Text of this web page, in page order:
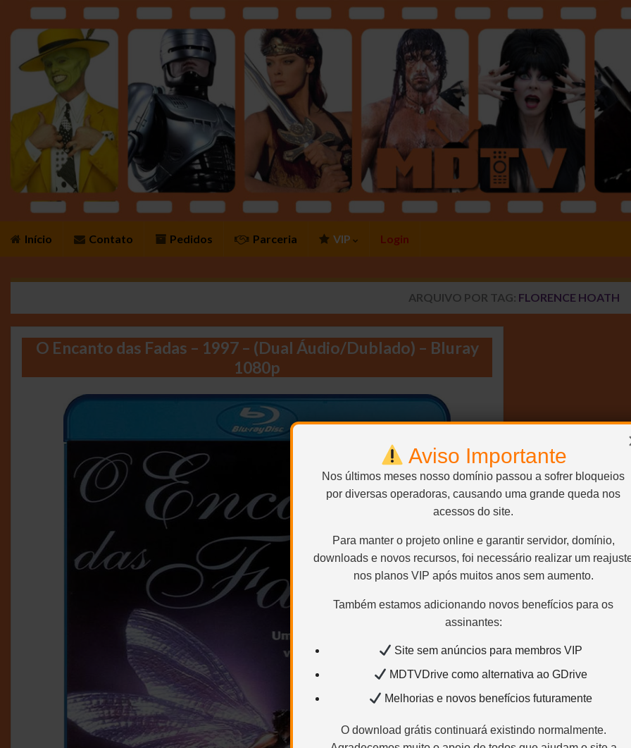
Aviso Importante
Nos últimos meses nosso domínio passou a sofrer bloqueios
por diversas operadoras, causando uma grande queda nos
acessos do site.
Para manter o projeto online e garantir servidor, domínio,
downloads e novos recursos, foi necessário realizar um
nos planos VIP após muitos anos sem aumento.
Também estamos adicionando novos benefícios para os
assinantes:
Site sem anúncios para membros VIP
MDTVDrive como alternativa ao GDrive
Melhorias e novos benefícios futuramente
O download grátis continuará existindo normalmente.
Início Contato Pedidos Parceria VIP Login
ARQUIVO POR TAG: FLORENCE HOATH
O Encanto das Fadas – 1997 – (Dual Áudio/Dublado) – Bluray
1080p